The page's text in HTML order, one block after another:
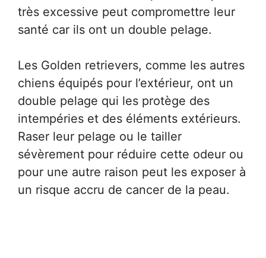
très excessive peut compromettre leur
santé car ils ont un double pelage.
Les Golden retrievers, comme les autres
chiens équipés pour l’extérieur, ont un
double pelage qui les protège des
intempéries et des éléments extérieurs.
Raser leur pelage ou le tailler
sévèrement pour réduire cette odeur ou
pour une autre raison peut les exposer à
un risque accru de cancer de la peau.